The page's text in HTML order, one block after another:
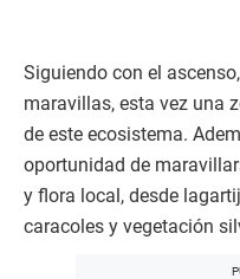
Siguiendo con el
maravillas, esta vez una
de este ecosistema.
oportunidad de
y flora local, desde
caracoles y vegetación